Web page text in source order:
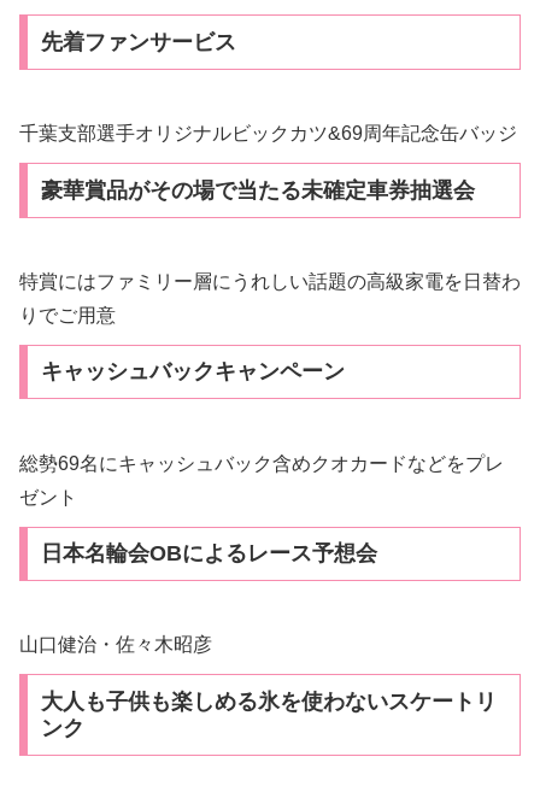
先着ファンサービス
千葉支部選手オリジナルビックカツ&69周年記念缶バッジ
豪華賞品がその場で当たる未確定車券抽選会
特賞にはファミリー層にうれしい話題の高級家電を日替わ
りでご用意
キャッシュバックキャンペーン
総勢69名にキャッシュバック含めクオカードなどをプレ
ゼント
日本名輪会OBによるレース予想会
山口健治・佐々木昭彦
大人も子供も楽しめる氷を使わないスケートリ
ンク